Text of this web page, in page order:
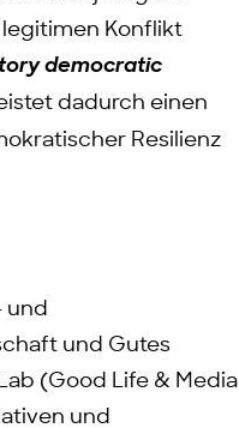
Konflikt
democratic
dadurch einen
Resilienz
und
und Gutes
(Good Life & Media
und